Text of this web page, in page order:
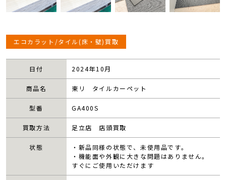
エコカラット/タイル(床・壁)買取
日付 2024年10月
商品名 東リ タイルカーペット
型番 GA400S
買取方法 足立店 店頭買取
状態
・新品同様の状態で、未使用品です。
・機能面や外観に大きな問題はありません。
すぐにご使用いただけます